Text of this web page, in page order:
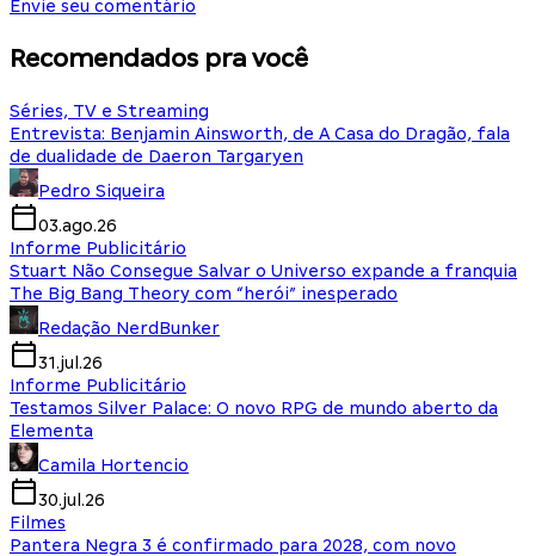
Envie seu comentário
Recomendados pra você
Séries, TV e Streaming
Entrevista: Benjamin Ainsworth, de A Casa do Dragão, fala
de dualidade de Daeron Targaryen
Pedro Siqueira
03.ago.26
Informe Publicitário
Stuart Não Consegue Salvar o Universo expande a franquia
The Big Bang Theory com “herói” inesperado
Redação NerdBunker
31.jul.26
Informe Publicitário
Testamos Silver Palace: O novo RPG de mundo aberto da
Elementa
Camila Hortencio
30.jul.26
Filmes
Pantera Negra 3 é confirmado para 2028, com novo